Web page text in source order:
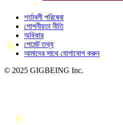
শর্তাবলী পরিষেবা
গোপনীয়তা নীতি
অধিকার
পেমেন্ট তথ্য
আমাদের সাথে যোগাযোগ করুন
© 2025 GIGBEING Inc.